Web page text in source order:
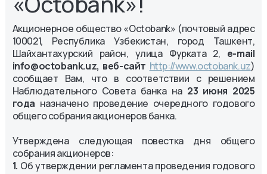
Размер шрифта
Aa +
Акционерное общество «Octobank» (почтовый адрес
100021, Республика Узбекистан, город Ташкент,
Шайхантахурский район, улица Фурката 2, e-mail
info@octobank.uz, веб-сайт http://www.octobank.uz)
сообщает Вам, что в соответствии с решением
Наблюдательного Совета банка на 23 июня 2025
года назначено проведение очередного годового
общего собрания акционеров банка.
Утверждена следующая повестка дня общего
собрания акционеров:
1. Об утверждении регламента проведения годового